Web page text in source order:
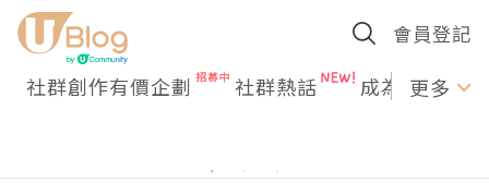
會員登記
社群創作有價企劃 社群熱話 成為U更多